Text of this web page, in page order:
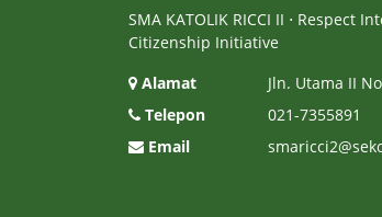
SMA KATOLIK RICCI II ⋅ Respect
Citizenship Initiative
Alamat
Jln. Utama II
Telepon
021-7355891
Email